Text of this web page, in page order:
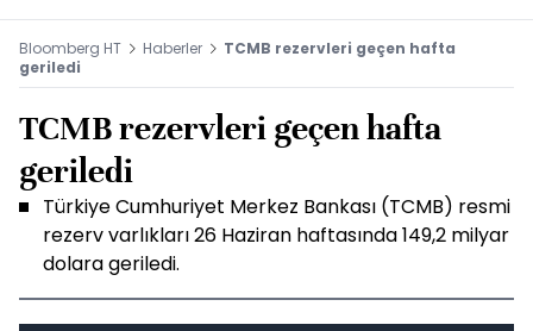
Bloomberg HT Haberler
TCMB rezervleri geçen hafta
geriledi
TCMB rezervleri geçen hafta
geriledi
Türkiye Cumhuriyet Merkez Bankası (TCMB) resmi
rezerv varlıkları 26 Haziran haftasında 149,2 milyar
dolara geriledi.